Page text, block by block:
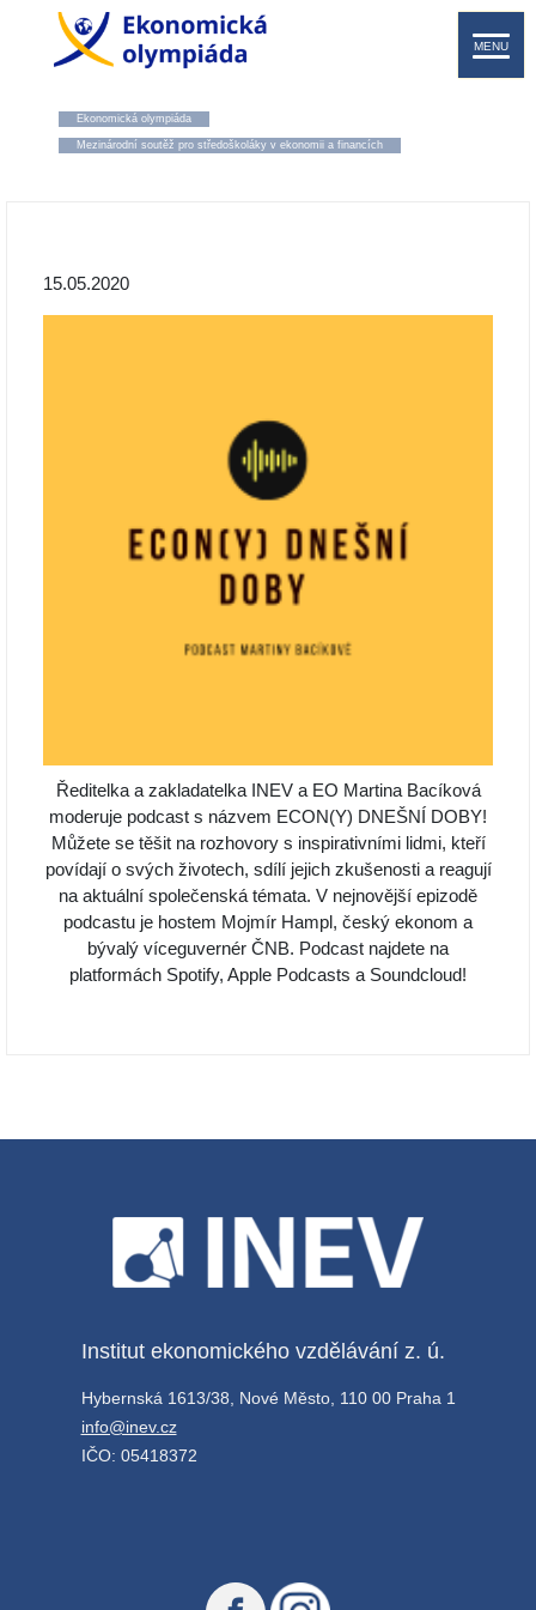
MENU
Ekonomická olympiáda
Mezinárodní soutěž pro středoškoláky v ekonomii a financích
15.05.2020
Ředitelka a zakladatelka INEV a EO Martina Bacíková
moderuje podcast s názvem ECON(Y) DNEŠNÍ DOBY!
Můžete se těšit na rozhovory s inspirativními lidmi, kteří
povídají o svých životech, sdílí jejich zkušenosti a reagují
na aktuální společenská témata. V nejnovější epizodě
podcastu je hostem Mojmír Hampl, český ekonom a
bývalý víceguvernér ČNB. Podcast najdete na
platformách Spotify, Apple Podcasts a Soundcloud!
Institut ekonomického vzdělávání z. ú.
Hybernská 1613/38, Nové Město, 110 00 Praha 1
info@inev.cz
IČO: 05418372